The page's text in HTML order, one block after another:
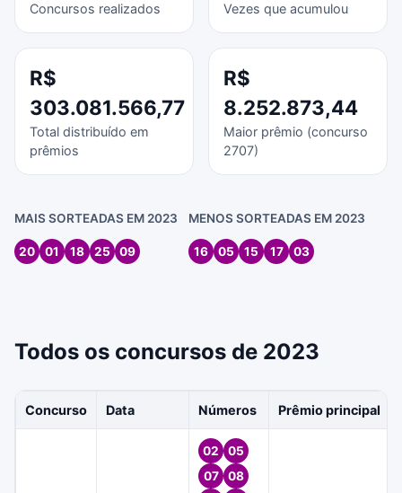
Concursos realizados Vezes que acumulou
R$
303.081.566,77
Total distribuído em
prêmios
R$
8.252.873,44
Maior prêmio (concurso
2707)
MAIS SORTEADAS EM 2023
20 01 18 25 09
MENOS SORTEADAS EM 2023
16 05 15 17 03
Todos os concursos de 2023
Concurso Data Números Prêmio principal
02
05
07
08